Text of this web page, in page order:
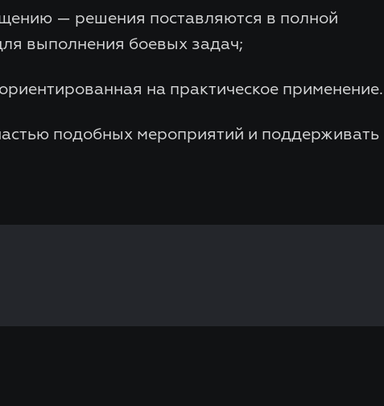
— решения поставляются в полной
выполнения боевых задач;
на практическое применение.
подобных мероприятий и поддерживать